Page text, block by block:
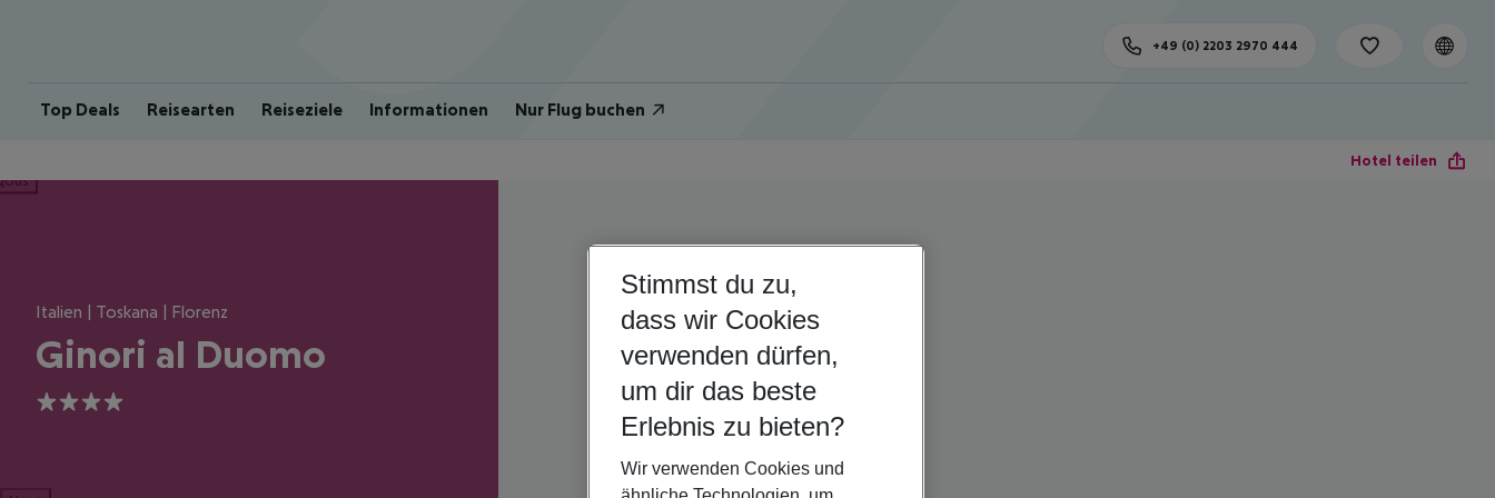
Top Deals Reisearten Reiseziele Informationen Nur Flug buchen
+49 (0) 2203 2970 444
Hotel teilen
Italien | Toskana | Florenz
Ginori al Duomo
4
Stimmst du zu,
dass wir Cookies
verwenden dürfen,
um dir das beste
Erlebnis zu bieten?
Wir verwenden Cookies und